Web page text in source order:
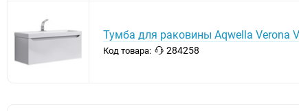
Тумба для раковины Aqwella Verona
Код товара: 284258